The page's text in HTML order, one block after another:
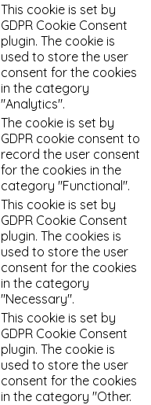
This cookie is set by
GDPR Cookie Consent
plugin. The cookie is
used to store the user
consent for the cookies
in the category
"Analytics".
The cookie is set by
GDPR cookie consent to
record the user consent
for the cookies in the
category "Functional".
This cookie is set by
GDPR Cookie Consent
plugin. The cookies is
used to store the user
consent for the cookies
in the category
"Necessary".
This cookie is set by
GDPR Cookie Consent
plugin. The cookie is
used to store the user
consent for the cookies
in the category "Other.